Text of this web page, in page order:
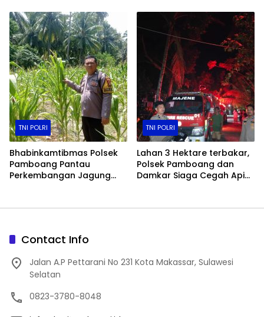
Dukungan Ketahanan
Pangan
TNI POLRI
Bhabinkamtibmas Polsek
Pamboang Pantau
Perkembangan Jagung
TNI POLRI
Lahan 3 Hektare terbakar,
Polsek Pamboang dan
Damkar Siaga Cegah Api
Contact Info
Jalan A.P Pettarani No 231 Kota Makassar, Sulawesi
Selatan
0823-3780-8048